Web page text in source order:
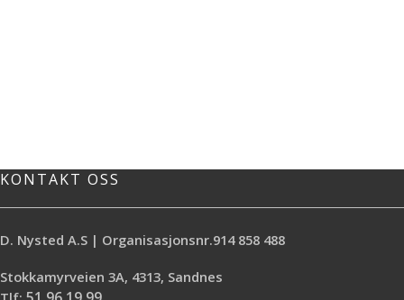
KONTAKT OSS
D. Nysted A.S | Organisasjonsnr.914 858 488
Stokkamyrveien 3A, 4313, Sandnes